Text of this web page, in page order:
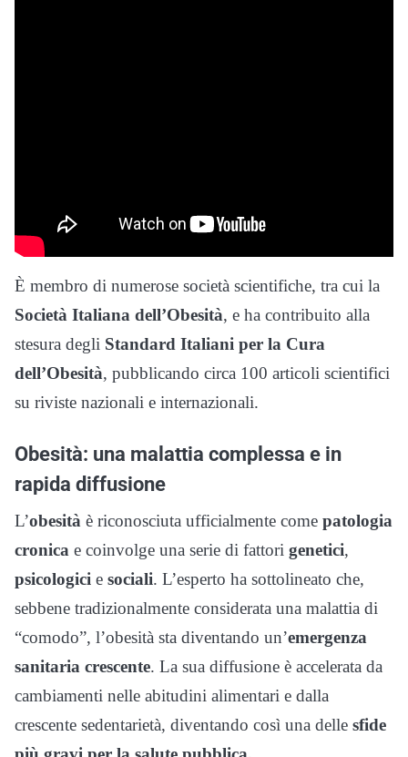
È membro di numerose società scientifiche, tra cui la
Società Italiana dell’Obesità, e ha contribuito alla
stesura degli Standard Italiani per la Cura
dell’Obesità, pubblicando circa 100 articoli scientifici
su riviste nazionali e internazionali.
Obesità: una malattia complessa e in
rapida diffusione
L’obesità è riconosciuta ufficialmente come patologia
cronica e coinvolge una serie di fattori genetici,
psicologici e sociali. L’esperto ha sottolineato che,
sebbene tradizionalmente considerata una malattia di
“comodo”, l’obesità sta diventando un’emergenza
sanitaria crescente. La sua diffusione è accelerata da
cambiamenti nelle abitudini alimentari e dalla
crescente sedentarietà, diventando così una delle sfide